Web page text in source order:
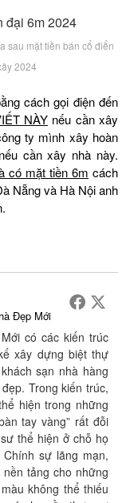
sau mặt tiền bán cổ điển
2024
cách gọi điện đến
NÀY nếu cần xây
ty mình xây hoàn
cần xây nhà này.
có mặt tiền 6m cách
Nẵng và Hà Nội anh
Đẹp Mới
có các kiến trúc
xây dựng biệt thự
sạn nhà hàng
Trong kiến trúc,
hiện trong những
tay vàng” rất đỗi
thể hiện ở chỗ họ
sự lãng mạn,
tảng cho những
không thể thiếu